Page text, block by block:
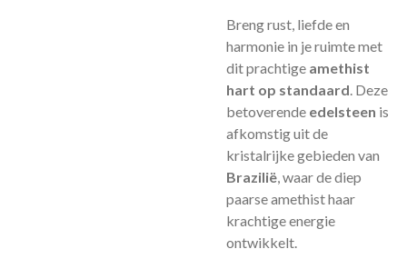
Breng rust, liefde en
harmonie in je ruimte met
dit prachtige amethist
hart op standaard. Deze
betoverende edelsteen is
afkomstig uit de
kristalrijke gebieden van
Brazilië, waar de diep
paarse amethist haar
krachtige energie
ontwikkelt.